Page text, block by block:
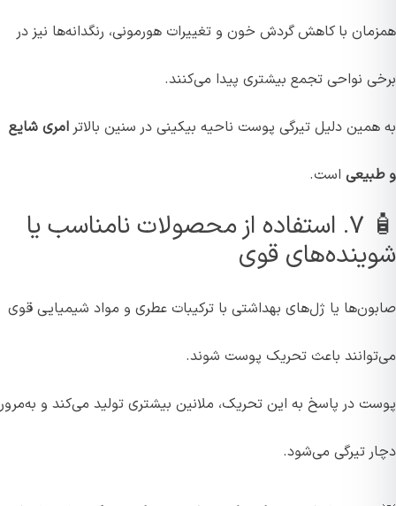
همزمان با کاهش گردش خون و تغییرات هورمونی، رنگدانه‌ها نیز در
برخی نواحی تجمع بیشتری پیدا می‌کنند.
به همین دلیل تیرگی پوست ناحیه بیکینی در سنین بالاتر امری شایع
و طبیعی است.
🧴 ۷. استفاده از محصولات نامناسب یا
شوینده‌های قوی
صابون‌ها یا ژل‌های بهداشتی با ترکیبات عطری و مواد شیمیایی قوی
می‌توانند باعث تحریک پوست شوند.
پوست در پاسخ به این تحریک، ملانین بیشتری تولید می‌کند و به‌مرور
دچار تیرگی می‌شود.